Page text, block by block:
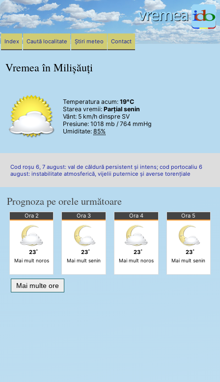
Vremea în Milișăuți
Temperatura acum: 19°C
Starea vremii: Parțial senin
Vânt: 5 km/h dinspre SV
Presiune: 1018 mb / 764 mmHg
Umiditate: 85%
Cod roșu 6, 7 august: val de căldură persistent și intens; cod portocaliu 6
august: instabilitate atmosferică, vijelii puternice și averse torențiale
Prognoza pe orele următoare
Ora 2
23˚
Mai mult noros
Ora 3
23˚
Mai mult senin
Ora 4
23˚
Mai mult noros
Ora 5
23˚
Mai mult senin
Mai multe ore
Index Caută localitate Știri meteo Contact